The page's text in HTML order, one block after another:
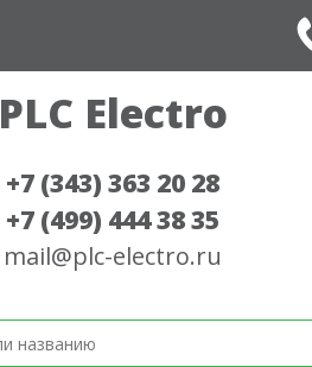
PLC Electro
+7 (343) 363 20 28
+7 (499) 444 38 35
mail@plc-electro.ru